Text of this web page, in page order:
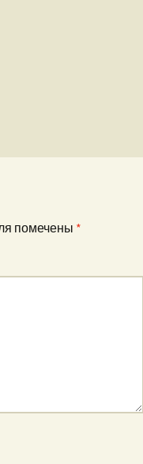
помечены *